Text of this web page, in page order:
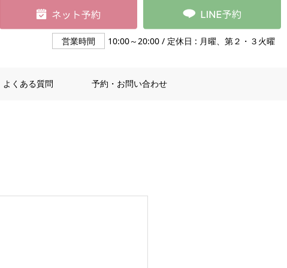
営業時間 10:00～20:00 / 定休日 : 月曜、第２・３火曜
よくある質問 予約・お問い合わせ